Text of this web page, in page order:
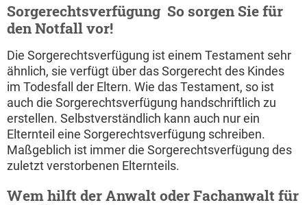
Sorgerechtsverfügung  So sorgen Sie für
den Notfall vor!
Die Sorgerechtsverfügung ist einem Testament sehr
ähnlich, sie verfügt über das Sorgerecht des Kindes
im Todesfall der Eltern. Wie das Testament, so ist
auch die Sorgerechtsverfügung handschriftlich zu
erstellen. Selbstverständlich kann auch nur ein
Elternteil eine Sorgerechtsverfügung schreiben.
Maßgeblich ist immer die Sorgerechtsverfügung des
zuletzt verstorbenen Elternteils.
Wem hilft der Anwalt oder Fachanwalt für